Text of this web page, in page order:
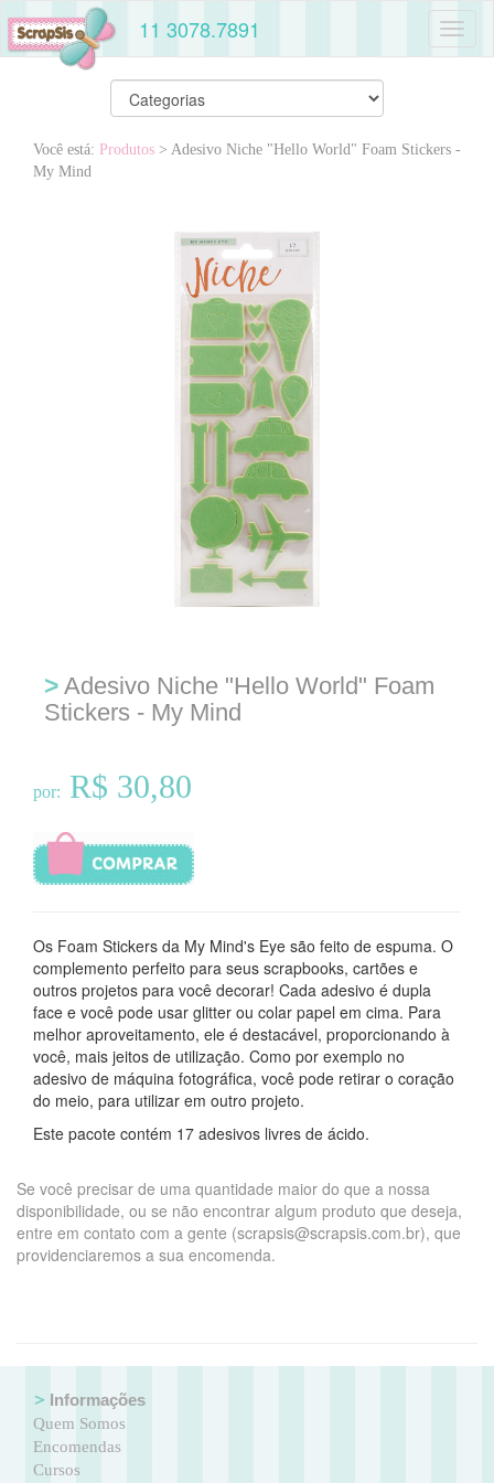
11 3078.7891
Você está: Produtos > Adesivo Niche "Hello World" Foam Stickers -
My Mind
> Adesivo Niche "Hello World" Foam
Stickers - My Mind
por: R$ 30,80
Os Foam Stickers da My Mind's Eye são feito de espuma. O
complemento perfeito para seus scrapbooks, cartões e
outros projetos para você decorar! Cada adesivo é dupla
face e você pode usar glitter ou colar papel em cima. Para
melhor aproveitamento, ele é destacável, proporcionando à
você, mais jeitos de utilização. Como por exemplo no
adesivo de máquina fotográfica, você pode retirar o coração
do meio, para utilizar em outro projeto.
Este pacote contém 17 adesivos livres de ácido.
Se você precisar de uma quantidade maior do que a nossa
disponibilidade, ou se não encontrar algum produto que deseja,
entre em contato com a gente (scrapsis@scrapsis.com.br), que
providenciaremos a sua encomenda.
Informações
Quem Somos
Encomendas
Cursos